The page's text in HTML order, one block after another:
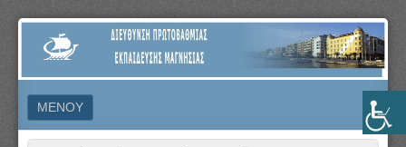
ΔΙΕΎΘΥΝΣΗ
ΠΡΩΤΟΒΆΘΜΙΑΣ
ΕΚΠΑΊΔΕΥΣΗΣ
ΜΑΓΝΗΣΊΑΣ
ΜΕΝΟΎ
ΜΕΤΆΒΑΣΗ ΣΕ ΠΕΡΙΕΧΌΜΕΝΟ